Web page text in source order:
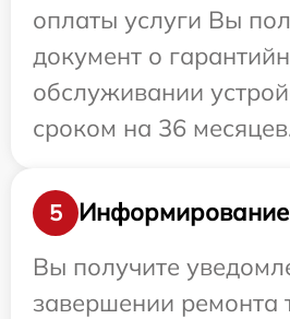
оплаты услуги Вы
документ о
обслуживании
сроком на 36
5
Информирование
Вы получите
завершении ремонта